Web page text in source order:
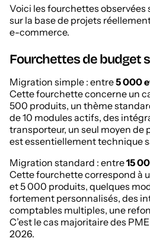
Voici les fourchettes observées
sur la base de projets
e-commerce.
Fourchettes de budget
Migration simple : entre5 000
Cette fourchette concerne un
500 produits, un thème
de 10 modules actifs, des
transporteur, un seul moyen de
est essentiellement technique
Migration standard : entre15
Cette fourchette correspond à
et 5 000 produits, quelques
fortement personnalisés, des
comptables multiples, une
C’est le cas majoritaire des
2026.